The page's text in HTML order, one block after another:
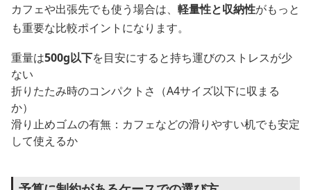
カフェや出張先でも使う場合は、 軽量性と収納性がもっと
も重要な比較ポイントになります。
重量は500g以下を目安にすると持ち運びのストレスが少
ない
折りたたみ時のコンパクトさ（A4サイズ以下に収まる
か）
滑り止めゴムの有無：カフェなどの滑りやすい机でも安定
して使えるか